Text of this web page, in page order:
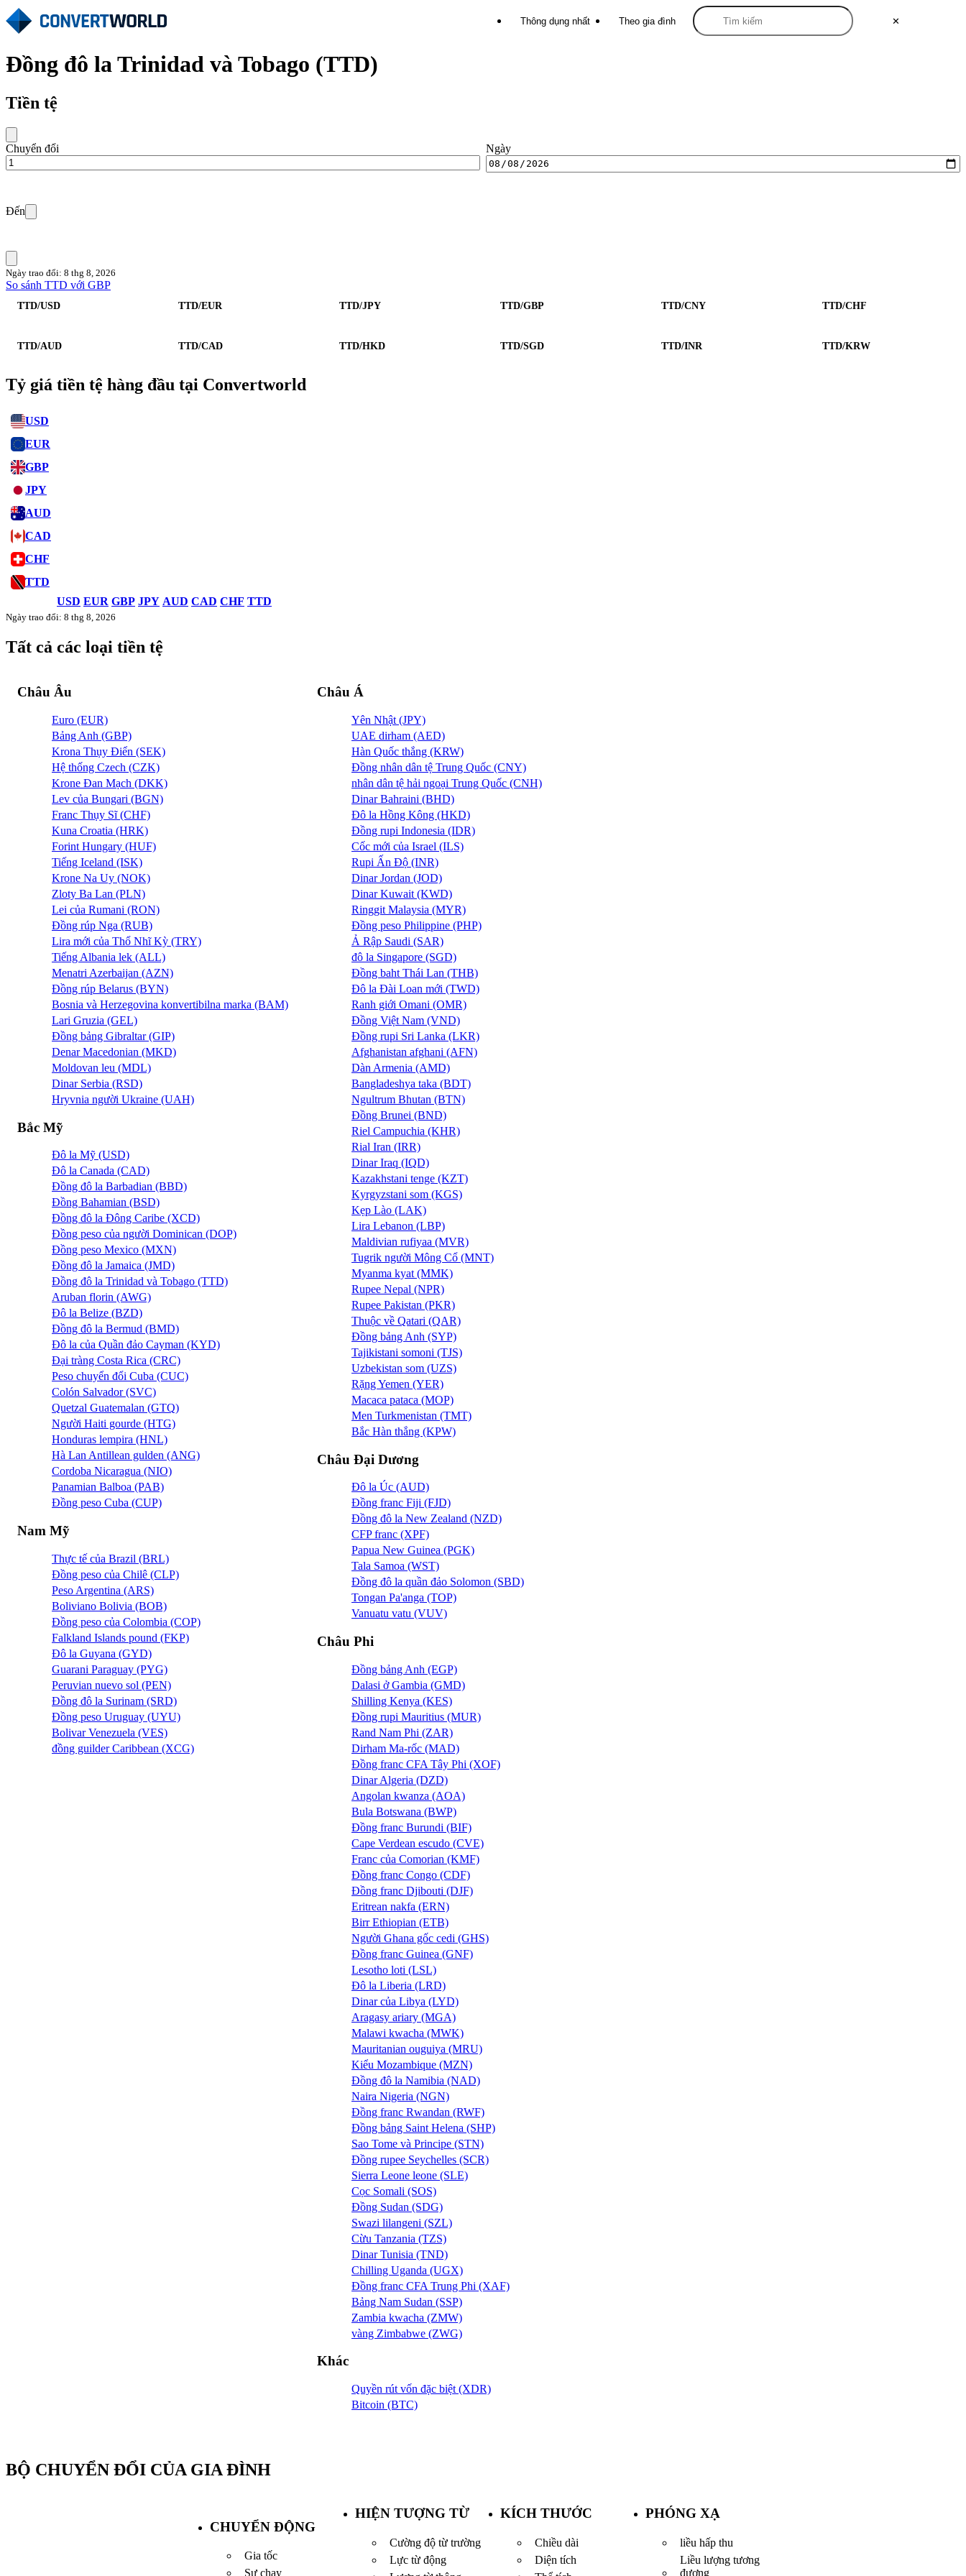
✕
Thông dụng nhất Theo gia đình
Đồng đô la Trinidad và Tobago (TTD)
Tiền tệ
Chuyển đổi Ngày
Đến
Ngày trao đổi: 8 thg 8, 2026
So sánh TTD với GBP
TTD/USD TTD/EUR TTD/JPY TTD/GBP TTD/CNY TTD/CHF
TTD/AUD TTD/CAD TTD/HKD TTD/SGD TTD/INR TTD/KRW
Tỷ giá tiền tệ hàng đầu tại Convertworld
USD
EUR
GBP
JPY
AUD
CAD
CHF
TTD
USD EUR GBP JPY AUD CAD CHF TTD
Ngày trao đổi: 8 thg 8, 2026
Tất cả các loại tiền tệ
Châu Âu
Euro (EUR)
Bảng Anh (GBP)
Krona Thụy Điển (SEK)
Hệ thống Czech (CZK)
Krone Đan Mạch (DKK)
Lev của Bungari (BGN)
Franc Thụy Sĩ (CHF)
Kuna Croatia (HRK)
Forint Hungary (HUF)
Tiếng Iceland (ISK)
Krone Na Uy (NOK)
Zloty Ba Lan (PLN)
Lei của Rumani (RON)
Đồng rúp Nga (RUB)
Lira mới của Thổ Nhĩ Kỳ (TRY)
Tiếng Albania lek (ALL)
Menatri Azerbaijan (AZN)
Đồng rúp Belarus (BYN)
Bosnia và Herzegovina konvertibilna marka (BAM)
Lari Gruzia (GEL)
Đồng bảng Gibraltar (GIP)
Denar Macedonian (MKD)
Moldovan leu (MDL)
Dinar Serbia (RSD)
Hryvnia người Ukraine (UAH)
Bắc Mỹ
Đô la Mỹ (USD)
Đô la Canada (CAD)
Đồng đô la Barbadian (BBD)
Đồng Bahamian (BSD)
Đồng đô la Đông Caribe (XCD)
Đồng peso của người Dominican (DOP)
Đồng peso Mexico (MXN)
Đồng đô la Jamaica (JMD)
Đồng đô la Trinidad và Tobago (TTD)
Aruban florin (AWG)
Đô la Belize (BZD)
Đồng đô la Bermud (BMD)
Đô la của Quần đảo Cayman (KYD)
Đại tràng Costa Rica (CRC)
Peso chuyển đổi Cuba (CUC)
Colón Salvador (SVC)
Quetzal Guatemalan (GTQ)
Người Haiti gourde (HTG)
Honduras lempira (HNL)
Hà Lan Antillean gulden (ANG)
Cordoba Nicaragua (NIO)
Panamian Balboa (PAB)
Đồng peso Cuba (CUP)
Nam Mỹ
Thực tế của Brazil (BRL)
Đồng peso của Chilê (CLP)
Peso Argentina (ARS)
Boliviano Bolivia (BOB)
Đồng peso của Colombia (COP)
Falkland Islands pound (FKP)
Đô la Guyana (GYD)
Guarani Paraguay (PYG)
Peruvian nuevo sol (PEN)
Đồng đô la Surinam (SRD)
Đồng peso Uruguay (UYU)
Bolivar Venezuela (VES)
đồng guilder Caribbean (XCG)
Châu Á
Yên Nhật (JPY)
UAE dirham (AED)
Hàn Quốc thắng (KRW)
Đồng nhân dân tệ Trung Quốc (CNY)
nhân dân tệ hải ngoại Trung Quốc (CNH)
Dinar Bahraini (BHD)
Đô la Hồng Kông (HKD)
Đồng rupi Indonesia (IDR)
Cốc mới của Israel (ILS)
Rupi Ấn Độ (INR)
Dinar Jordan (JOD)
Dinar Kuwait (KWD)
Ringgit Malaysia (MYR)
Đồng peso Philippine (PHP)
Ả Rập Saudi (SAR)
đô la Singapore (SGD)
Đồng baht Thái Lan (THB)
Đô la Đài Loan mới (TWD)
Ranh giới Omani (OMR)
Đồng Việt Nam (VND)
Đồng rupi Sri Lanka (LKR)
Afghanistan afghani (AFN)
Dàn Armenia (AMD)
Bangladeshya taka (BDT)
Ngultrum Bhutan (BTN)
Đồng Brunei (BND)
Riel Campuchia (KHR)
Rial Iran (IRR)
Dinar Iraq (IQD)
Kazakhstani tenge (KZT)
Kyrgyzstani som (KGS)
Kẹp Lào (LAK)
Lira Lebanon (LBP)
Maldivian rufiyaa (MVR)
Tugrik người Mông Cổ (MNT)
Myanma kyat (MMK)
Rupee Nepal (NPR)
Rupee Pakistan (PKR)
Thuộc về Qatari (QAR)
Đồng bảng Anh (SYP)
Tajikistani somoni (TJS)
Uzbekistan som (UZS)
Rặng Yemen (YER)
Macaca pataca (MOP)
Men Turkmenistan (TMT)
Bắc Hàn thắng (KPW)
Châu Đại Dương
Đô la Úc (AUD)
Đồng franc Fiji (FJD)
Đồng đô la New Zealand (NZD)
CFP franc (XPF)
Papua New Guinea (PGK)
Tala Samoa (WST)
Đồng đô la quần đảo Solomon (SBD)
Tongan Pa'anga (TOP)
Vanuatu vatu (VUV)
Châu Phi
Đồng bảng Anh (EGP)
Dalasi ở Gambia (GMD)
Shilling Kenya (KES)
Đồng rupi Mauritius (MUR)
Rand Nam Phi (ZAR)
Dirham Ma-rốc (MAD)
Đồng franc CFA Tây Phi (XOF)
Dinar Algeria (DZD)
Angolan kwanza (AOA)
Bula Botswana (BWP)
Đồng franc Burundi (BIF)
Cape Verdean escudo (CVE)
Franc của Comorian (KMF)
Đồng franc Congo (CDF)
Đồng franc Djibouti (DJF)
Eritrean nakfa (ERN)
Birr Ethiopian (ETB)
Người Ghana gốc cedi (GHS)
Đồng franc Guinea (GNF)
Lesotho loti (LSL)
Đô la Liberia (LRD)
Dinar của Libya (LYD)
Aragasy ariary (MGA)
Malawi kwacha (MWK)
Mauritanian ouguiya (MRU)
Kiểu Mozambique (MZN)
Đồng đô la Namibia (NAD)
Naira Nigeria (NGN)
Đồng franc Rwandan (RWF)
Đồng bảng Saint Helena (SHP)
Sao Tome và Principe (STN)
Đồng rupee Seychelles (SCR)
Sierra Leone leone (SLE)
Cọc Somali (SOS)
Đồng Sudan (SDG)
Swazi lilangeni (SZL)
Cừu Tanzania (TZS)
Dinar Tunisia (TND)
Chilling Uganda (UGX)
Đồng franc CFA Trung Phi (XAF)
Bảng Nam Sudan (SSP)
Zambia kwacha (ZMW)
vàng Zimbabwe (ZWG)
Khác
Quyền rút vốn đặc biệt (XDR)
Bitcoin (BTC)
BỘ CHUYỂN ĐỔI CỦA GIA ĐÌNH
CHUYỂN ĐỘNG
Gia tốc
Sự chạy
HIỆN TƯỢNG TỪ
Cường độ từ trường
Lực từ động
KÍCH THƯỚC
Chiều dài
Diện tích
PHÓNG XẠ
liều hấp thu
Liều lượng tương
đương